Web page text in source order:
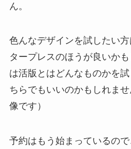
ん。
色んなデザインを試したい
タープレスのほうが良いか
は活版とはどんなものかを
ちらでもいいのかもしれま
像です）
予約はもう始まっているの